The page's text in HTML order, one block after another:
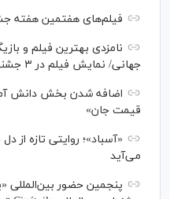
فیلم‌های هفتمین هفته
جهانی/ نمایش فیلم در ۳ جشنواره دیگر
اضافه شدن بخش دانش
قیمت جان»
«آسباد»؛ روایتی تازه از
می‌آید
پنجمین حضور بین‌المللی